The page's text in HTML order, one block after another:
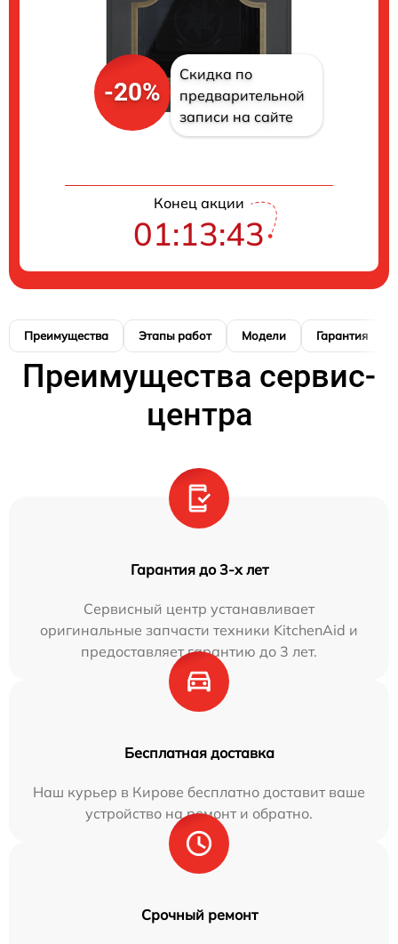
-20%
Скидка по
предварительной
записи на сайте
Конец акции
01:13:42
Преимущества Этапы работ Модели Гарантия
Преимущества сервис-
центра
Гарантия до 3-х лет
Сервисный центр устанавливает
оригинальные запчасти техники KitchenAid и
предоставляет гарантию до 3 лет.
Бесплатная доставка
Наш курьер в Кирове бесплатно доставит ваше
устройство на ремонт и обратно.
Срочный ремонт